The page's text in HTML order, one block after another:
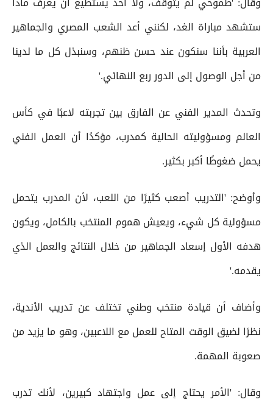
ستشهد مباراة الغد، لكنني أعد الشعب المصري والجماهير
العربية بأننا سنكون عند حسن ظنهم، وسنبذل كل ما لدينا
من أجل الوصول إلى الدور ربع النهائي.'
وتحدث المدير الفني عن الفارق بين تجربته لاعبًا في كأس
العالم ومسؤوليته الحالية كمدرب، مؤكدًا أن العمل الفني
يحمل ضغوطًا أكبر بكثير.
وأوضح: 'التدريب أصعب كثيرًا من اللعب، لأن المدرب يتحمل
مسؤولية كل شيء، ويعيش هموم المنتخب بالكامل، ويكون
هدفه الأول إسعاد الجماهير من خلال النتائج والعمل الذي
يقدمه.'
وأضاف أن قيادة منتخب وطني تختلف عن تدريب الأندية،
نظرًا لضيق الوقت المتاح للعمل مع اللاعبين، وهو ما يزيد من
صعوبة المهمة.
وقال: 'الأمر يحتاج إلى عمل واجتهاد كبيرين، لأنك تدرب